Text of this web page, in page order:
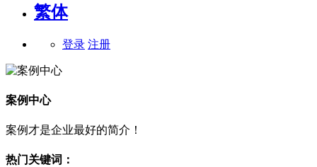
繁体
登录 注册
案例中心
案例才是企业最好的简介！
热门关键词：